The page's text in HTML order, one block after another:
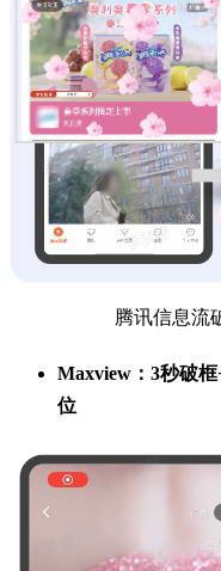
腾讯信息流
Maxview：3秒破
位